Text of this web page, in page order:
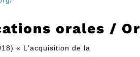
orales /
« L'acquisition de la